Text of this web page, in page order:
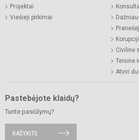
Projektai
Viešieji pirkimai
Civilinė
Teisinė
Atviri
Pastebėjote klaidų?
Turite pasiūlymų?
RAŠYKITE